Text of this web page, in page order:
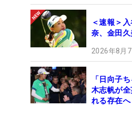
＜速報＞
奈、金田
2026年8月
「日向子
木志帆が
れる存在へ